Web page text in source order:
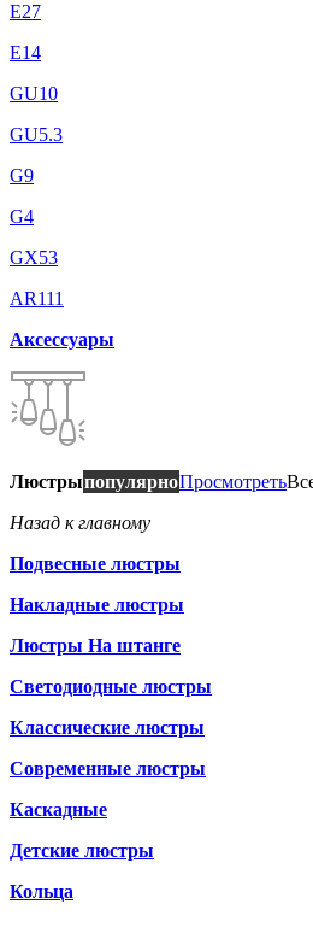
E27
E14
GU10
GU5.3
G9
G4
GX53
AR111
Аксессуары
ЛюстрыпопулярноПросмотреть
Назад к главному
Подвесные люстры
Накладные люстры
Люстры На штанге
Светодиодные люстры
Классические люстры
Современные люстры
Каскадные
Детские люстры
Кольца